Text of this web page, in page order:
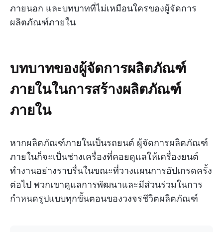
ภายนอก และบทบาทที่ไม่เหมือนใครของผู้จัดการ
ผลิตภัณฑ์ภายใน
บทบาทของผู้จัดการผลิตภัณฑ์
ภายในในการสร้างผลิตภัณฑ์
ภายใน
หากผลิตภัณฑ์ภายในเป็นรถยนต์ ผู้จัดการผลิตภัณฑ์
ภายในก็จะเป็นช่างเครื่องที่คอยดูแลให้เครื่องยนต์
ทำงานอย่างราบรื่นในขณะที่วางแผนการอัปเกรดครั้ง
ต่อไป พวกเขาดูแลการพัฒนาและมีส่วนร่วมในการ
กำหนดรูปแบบทุกขั้นตอนของวงจรชีวิตผลิตภัณฑ์